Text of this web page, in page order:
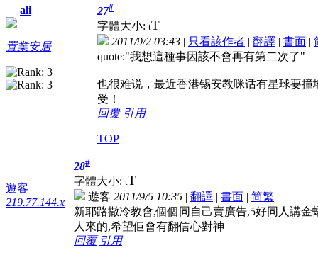
ali
置業安居
27#
字體大小: tT
2011/9/2 03:43 | 只看該作者 | 翻譯 | 書面 |
quote:"我想這種事因該不會再有第二次了"
也很难说，最近香港锡安教咪话有星球要
受！
回覆 引用
TOP
遊客
219.77.144.x
28#
字體大小: tT
遊客 2011/9/5 10:35 | 翻譯 | 書面 | 简繁
新耶路撒冷教會,個個同自己賣廣告,5好同人講
人來的,希望佢會有翻信心對神
回覆 引用